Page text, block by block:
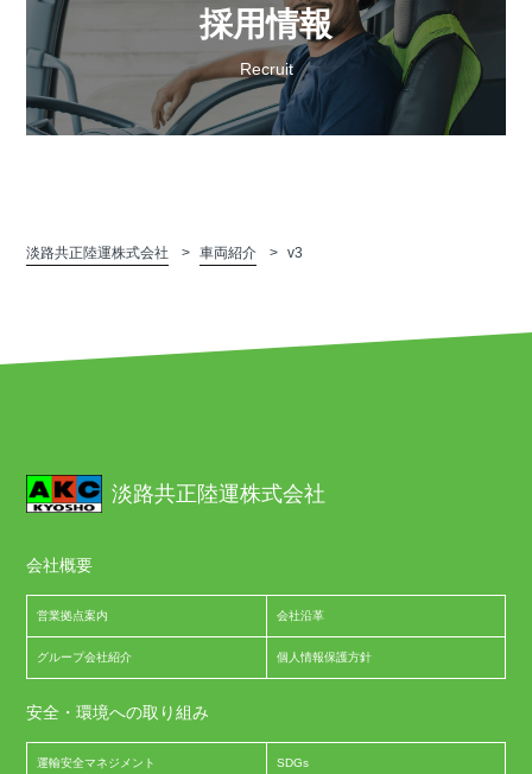
採用情報
Recruit
淡路共正陸運株式会社 車両紹介 v3
淡路共正陸運株式会社
会社概要
営業拠点案内 会社沿革
グループ会社紹介 個人情報保護方針
安全・環境への取り組み
運輸安全マネジメント SDGs